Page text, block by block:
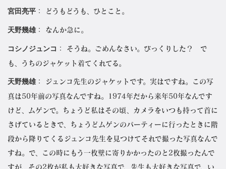
宮田亮平 ： どうもどうも、ひとこと。
天野幾雄： なんか急に。
コシノジュンコ ： そうね。ごめんなさい。びっくりした？ で
も、うちのジャケット着てくれてる。
天野幾雄： ジュンコ先生のジャケットです。実はですね。この写
真は50年前の写真なんですね。1974年だから来年50年なんです
けど、ムゲンで。ちょうど私はその頃、カメラをいつも持って首に
さげているときで、ちょうどムゲンのパーティーに行ったときに階
段から降りてくるジュンコ先生を見つけてそれで撮った写真なんで
すね。で、この時にもう一枚壁に寄りかかったのと2枚撮ったんで
すが、その2枚が私も大好きな写真で、先生も大好きな写真で、い